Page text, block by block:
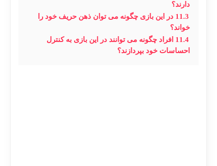
دارند؟
11.3 در این بازی چگونه می توان ذهن حریف خود را
خواند؟
11.4 افراد چگونه می توانند در این بازی به کنترل
احساسات خود بپردازند؟